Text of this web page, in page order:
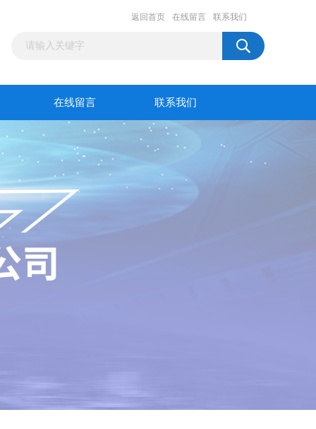
返回首页 在线留言 联系我们
在线留言 联系我们